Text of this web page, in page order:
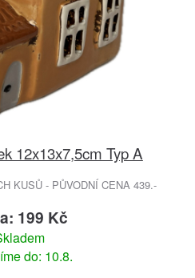
12x13x7,5cm Typ A
KUSŮ - PŮVODNÍ CENA 439.-
199 Kč
do: 10.8.